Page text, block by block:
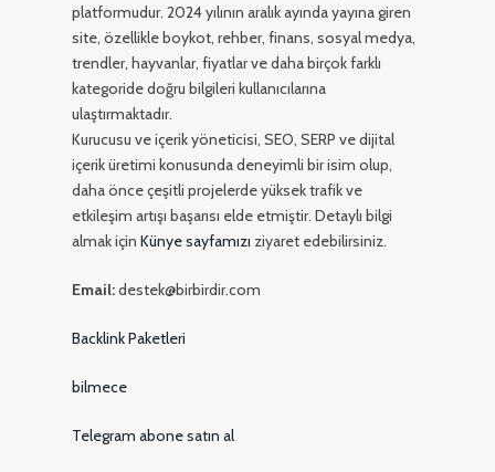
platformudur. 2024 yılının aralık ayında yayına giren
site, özellikle boykot, rehber, finans, sosyal medya,
trendler, hayvanlar, fiyatlar ve daha birçok farklı
kategoride doğru bilgileri kullanıcılarına
ulaştırmaktadır.
Kurucusu ve içerik yöneticisi, SEO, SERP ve dijital
içerik üretimi konusunda deneyimli bir isim olup,
daha önce çeşitli projelerde yüksek trafik ve
etkileşim artışı başarısı elde etmiştir. Detaylı bilgi
almak içinKünye sayfamızı ziyaret edebilirsiniz.
Email:destek@birbirdir.com
Backlink Paketleri
bilmece
Telegram abone satın al